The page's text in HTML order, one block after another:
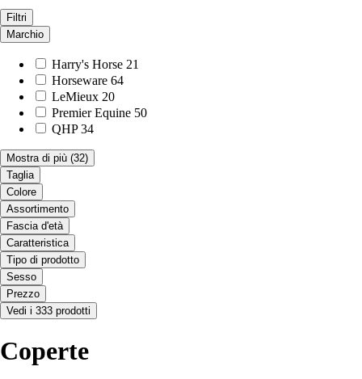
Filtri
Marchio
Harry's Horse 21
Horseware 64
LeMieux 20
Premier Equine 50
QHP 34
Mostra di più (32)
Taglia
Colore
Assortimento
Fascia d'età
Caratteristica
Tipo di prodotto
Sesso
Prezzo
Vedi i 333 prodotti
Coperte